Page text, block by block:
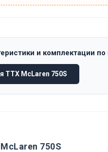
и комплектации
ТТХ McLaren 750S
750S